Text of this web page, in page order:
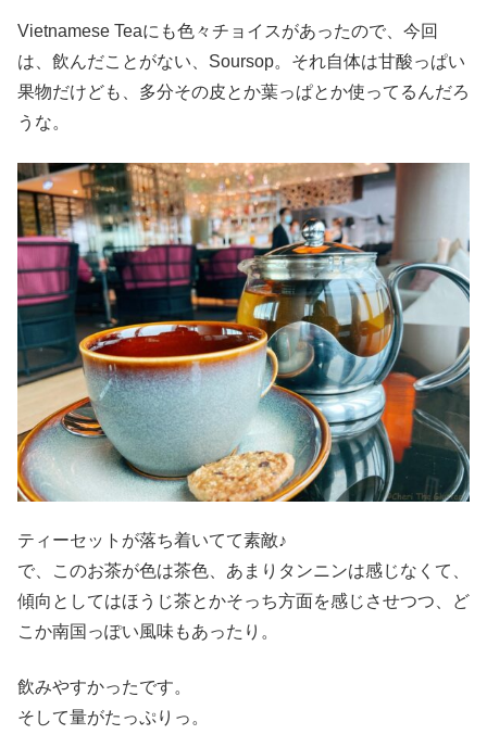
Vietnamese Teaにも色々チョイスがあったので、今回
は、飲んだことがない、Soursop。それ自体は甘酸っぱい
果物だけども、多分その皮とか葉っぱとか使ってるんだろ
うな。
ティーセットが落ち着いてて素敵♪
で、このお茶が色は茶色、あまりタンニンは感じなくて、
傾向としてはほうじ茶とかそっち方面を感じさせつつ、ど
こか南国っぽい風味もあったり。
飲みやすかったです。
そして量がたっぷりっ。